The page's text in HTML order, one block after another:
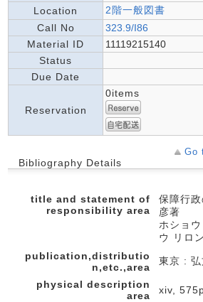
Location
2階一般図書
Call No
323.9/I86
Material ID
11119215140
Status
Due Date
Reservation
0items
Go
Bibliography Details
title and statement of
responsibility area
保障行
彦著
ホショ
ウ リロン
publication,distributio
n,etc.,area
東京 :
physical description
area
xiv,